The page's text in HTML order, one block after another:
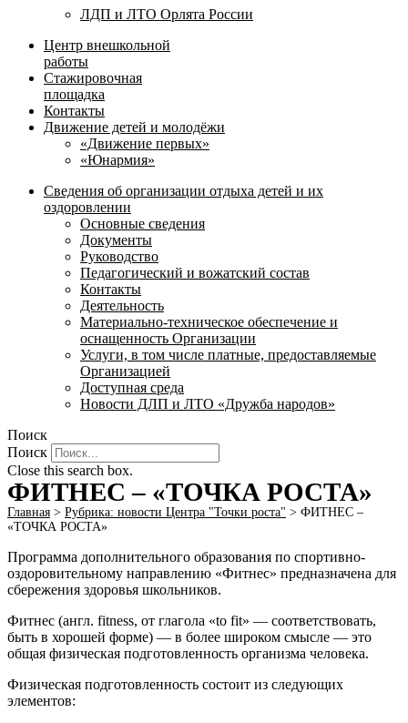
ЛДП и ЛТО Орлята России
Центр внешкольной
работы
Стажировочная
площадка
Контакты
Движение детей и молодёжи
«Движение первых»
«Юнармия»
Сведения об организации отдыха детей и их
оздоровлении
Основные сведения
Документы
Руководство
Педагогический и вожатский состав
Контакты
Деятельность
Материально-техническое обеспечение и
оснащенность Организации
Услуги, в том числе платные, предоставляемые
Организацией
Доступная среда
Новости ДЛП и ЛТО «Дружба народов»
Поиск
Поиск
Close this search box.
ФИТНЕС – «ТОЧКА РОСТА»
Главная > Рубрика: новости Центра "Точки роста" > ФИТНЕС –
«ТОЧКА РОСТА»
Программа дополнительного образования по спортивно-
оздоровительному направлению «Фитнес» предназначена для
сбережения здоровья школьников.
Фитнес (англ. fitness, от глагола «to fit» — соответствовать,
быть в хорошей форме) — в более широком смысле — это
общая физическая подготовленность организма человека.
Физическая подготовленность состоит из следующих
элементов: